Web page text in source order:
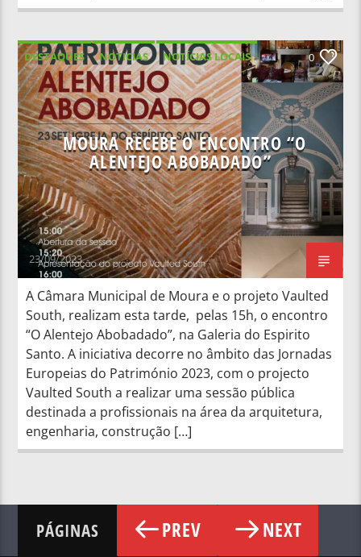
DESTAQUES NOTICIAS
NOTÍCIAS LOCAIS
NOTÍCIAS NACIONAIS
0
MOURA RECEBE O ENCONTRO “O
ALENTEJO ABOBADADO”
23/09/2023
A Câmara Municipal de Moura e o projeto Vaulted
South, realizam esta tarde, pelas 15h, o encontro
“O Alentejo Abobadado”, na Galeria do Espirito
Santo. A iniciativa decorre no âmbito das Jornadas
Europeias do Património 2023, com o projecto
Vaulted South a realizar uma sessão pública
destinada a profissionais na área da arquitetura,
engenharia, construção […]
PÁGINAS PREV NEXT